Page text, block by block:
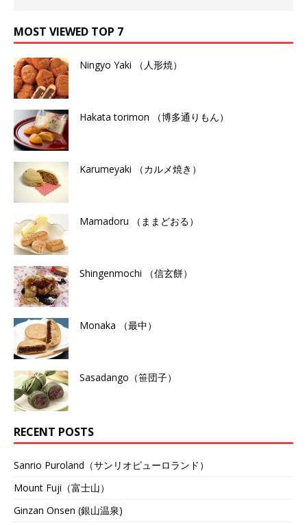
MOST VIEWED TOP 7
Ningyo Yaki （人形焼）
Hakata torimon （博多通りもん）
Karumeyaki （カルメ焼き）
Mamadoru （ままどおる）
Shingenmochi （信玄餅）
Monaka （最中）
Sasadango（笹団子）
RECENT POSTS
Sanrio Puroland（サンリオピューロランド）
Mount Fuji（富士山）
Ginzan Onsen (銀山温泉)